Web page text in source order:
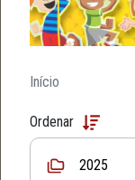
Início
Ordenar
2025